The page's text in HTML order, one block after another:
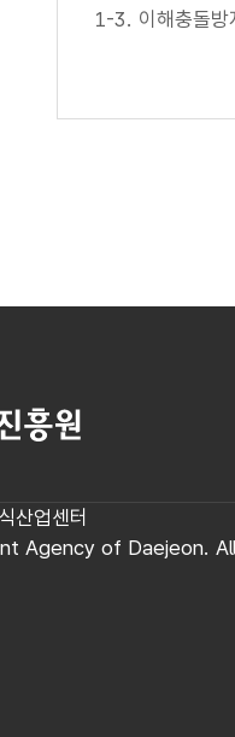
1-3. 이해충돌방
산업센터
Agency of Daejeon.